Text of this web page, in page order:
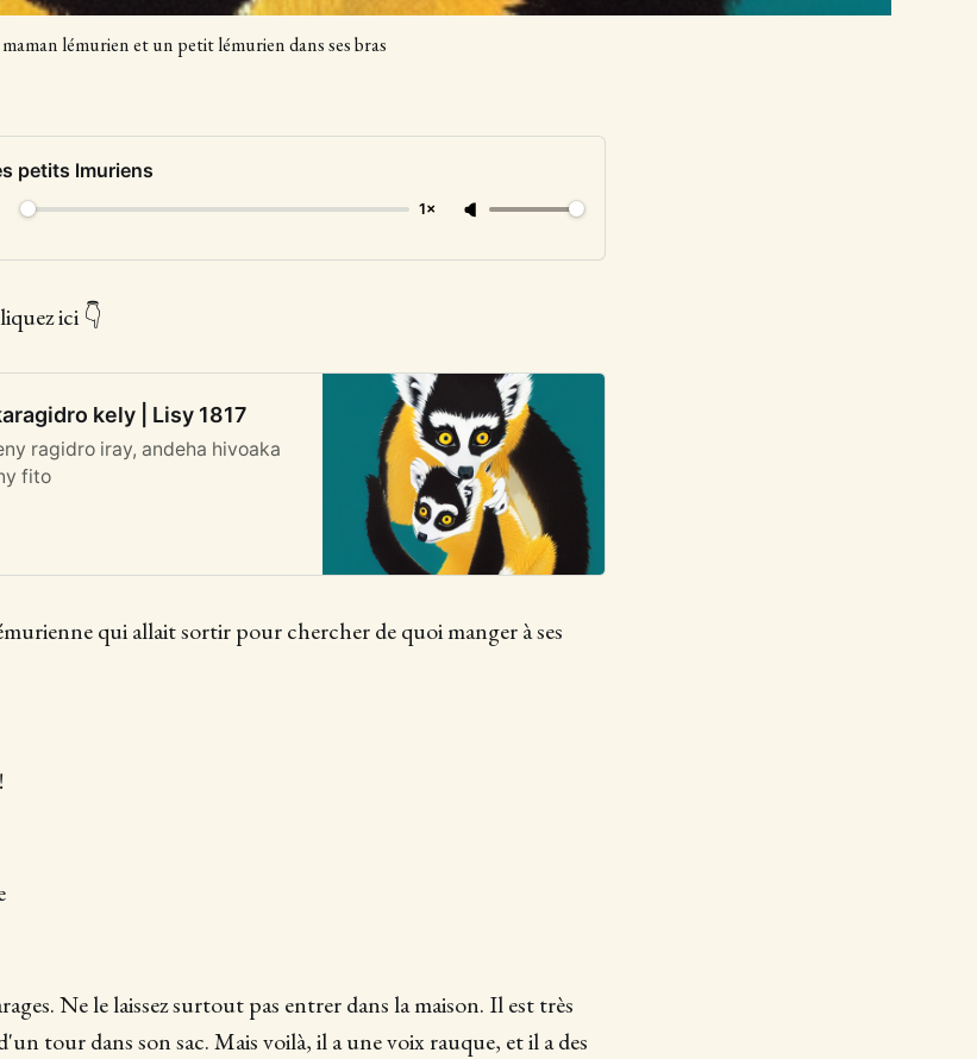
lémurien et un petit lémurien dans ses bras
petits lmuriens
1×
ici 👇
kely | Lisy 1817
ragidro iray, andeha hivoaka
fito
qui allait sortir pour chercher de quoi manger à ses
Ne le laissez surtout pas entrer dans la maison. Il est très
tour dans son sac. Mais voilà, il a une voix rauque, et il a des